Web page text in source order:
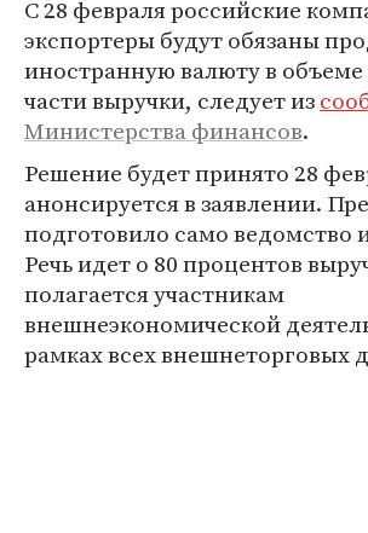
С 28 февраля российские
экспортеры будут обязаны
иностранную валюту в
части выручки, следует из
Министерства финансов.
Решение будет принято 28
анонсируется в заявлении.
подготовило само ведомство
Речь идет о 80 процентов
полагается участникам
внешнеэкономической
рамках всех внешнеторговых